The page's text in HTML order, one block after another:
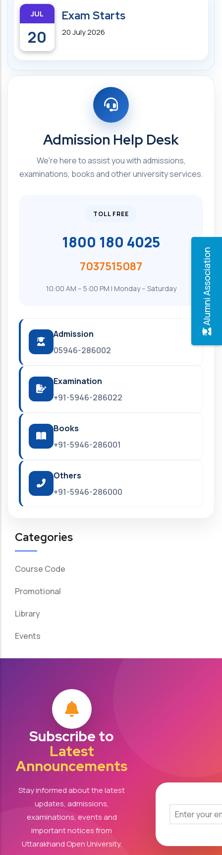
Alumni Association
JUL
20
Exam Starts
20 July 2026
Admission Help Desk
We're here to assist you with admissions,
examinations, books and other university services.
TOLL FREE
1800 180 4025
7037515087
10:00 AM – 5:00 PM | Monday – Saturday
Admission
05946-286002
Examination
+91-5946-286022
Books
+91-5946-286001
Others
+91-5946-286000
Categories
Course Code
Promotional
Library
Events
Subscribe to
Latest
Announcements
Stay informed about the latest
updates, admissions,
examinations, events and
important notices from
Uttarakhand Open University.